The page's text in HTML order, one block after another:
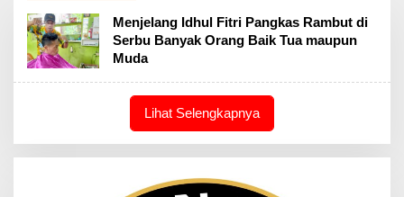
Menjelang Idhul Fitri Pangkas Rambut di
Serbu Banyak Orang Baik Tua maupun
Muda
Lihat Selengkapnya